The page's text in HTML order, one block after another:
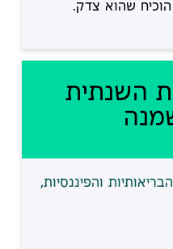
שהוא צדק.
השנתית
והפיננסיות,